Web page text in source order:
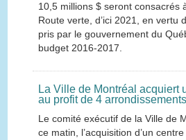
10,5 millions $ seront consacrés
Route verte, d’ici 2021, en vertu
pris par le gouvernement du
budget 2016-2017.
La Ville de Montréal acquiert
au profit de 4 arrondissements
Le comité exécutif de la Ville de
ce matin, l’acquisition d’un